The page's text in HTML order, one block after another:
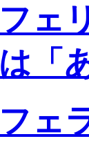
フェ
は「
フェ